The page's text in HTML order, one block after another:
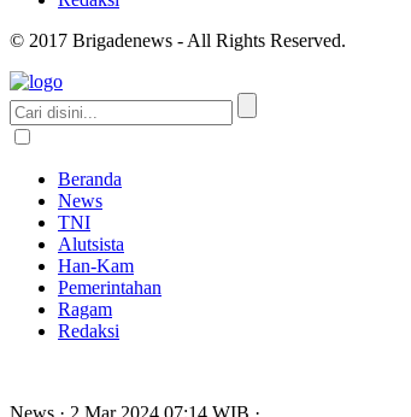
© 2017 Brigadenews - All Rights Reserved.
Beranda
News
TNI
Alutsista
Han-Kam
Pemerintahan
Ragam
Redaksi
News · 2 Mar 2024 07:14 WIB ·